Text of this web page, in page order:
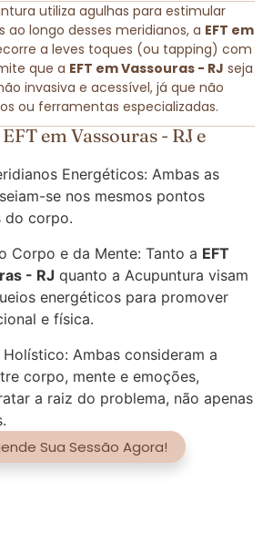
utiliza agulhas para estimular
longo desses meridianos, a EFT em
a leves toques (ou tapping) com
que a EFT em Vassouras - RJ seja
invasiva e acessível, já que não
ou ferramentas especializadas.
em Vassouras - RJ e
Energéticos: Ambas as
se nos mesmos pontos
do corpo.
Corpo e da Mente: Tanto a EFT
- RJ quanto a Acupuntura visam
energéticos para promover
e física.
Ambas consideram a
corpo, mente e emoções,
a raiz do problema, não apenas
Sua Sessão Agora!